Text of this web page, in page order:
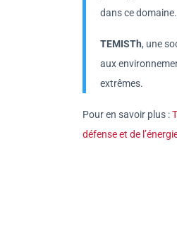
dans ce domaine.
TEMISTh, une
aux
extrêmes.
Pour en savoir plus :
défense et de